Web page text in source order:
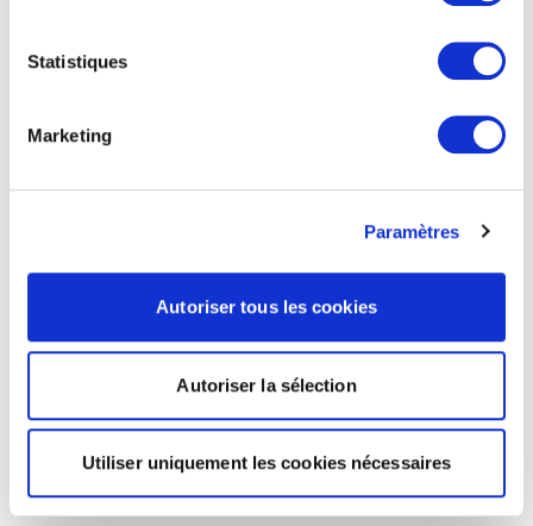
Statistiques
Marketing
Paramètres
Autoriser tous les cookies
Autoriser la sélection
Utiliser uniquement les cookies nécessaires